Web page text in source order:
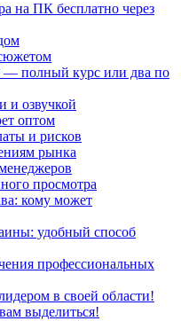
на ПК бесплатно через
— полный курс или два по
и озвучкой
оптом
и рисков
рынка
просмотра
кому может
удобный способ
профессиональных
в своей области!
выделиться!